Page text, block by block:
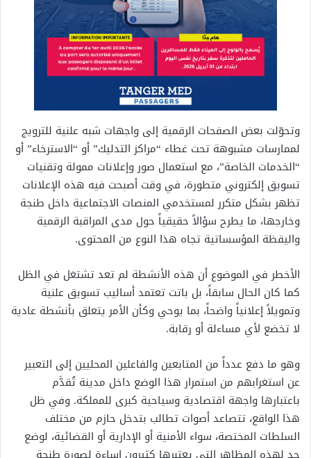
وتحوّلت بعض الصفحات الرقمية إلى واجهات شبه علنية للترويج
لممارسات مشبوهة تحت غطاء “مراكز التدليك” أو “الاسترخاء” أو
“الخدمات الخاصة”، مع استعمال صور وإعلانات ممولة وتقنيات
تسويق إلكتروني متطورة، في وقت أصبحت فيه هذه الإعلانات
تظهر بشكل متكرر لمستخدمي المنصات الاجتماعية داخل طنجة
وخارجها، ما يطرح سؤالاً حقيقياً حول مدى المراقبة الرقمية
واليقظة المؤسساتية تجاه هذا النوع من المحتوى.
الأخطر في الموضوع أن هذه الأنشطة لم تعد تشتغل في الظل
كما كان الحال سابقاً، بل باتت تعتمد أساليب تسويق علنية
وتمويلاً إعلانياً واضحاً، بما يوحي وكأن الأمر يتعلق بأنشطة عادية
لا تخضع لأي مساءلة أو رقابة.
وهو ما دفع عدداً من المتابعين والفاعلين المحليين إلى التعبير
عن استغرابهم من استمرار هذا الوضع داخل مدينة تُقدَّم
باعتبارها واجهة اقتصادية وسياحية كبرى للمملكة. وفي ظل
هذا الواقع، تتصاعد أصوات تطالب بتدخل حازم من مختلف
السلطات المختصة، سواء الأمنية أو الإدارية أو القضائية، لوضع